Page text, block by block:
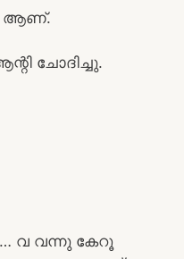
ആണ്.
ചോദിച്ചു.
വ വന്നു കേറൂ